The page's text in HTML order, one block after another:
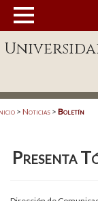
Enlaces
Patronato
> Noticias > Boletín
Presenta